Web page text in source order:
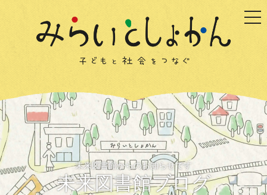
未来図書館からのお知らせです
未来図書館ブログ